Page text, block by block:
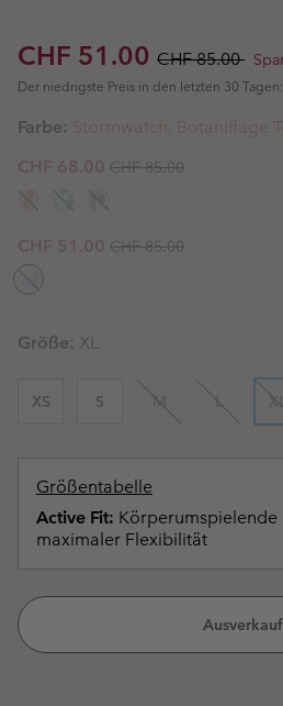
Sale price:
CHF 51.00 Regular price:
CHF 85.00
Der niedrigste Preis in den letzten 30 Tagen:
Farbe: Stormwatch, Botaniflage
Sale price:
CHF 68.00 Regular price:
CHF 85.00
Sale price:
CHF 51.00 Regular price:
CHF 85.00
Größe: XL
XS S M L XL
Größentabelle
Active Fit: Körperumspielende
maximaler Flexibilität